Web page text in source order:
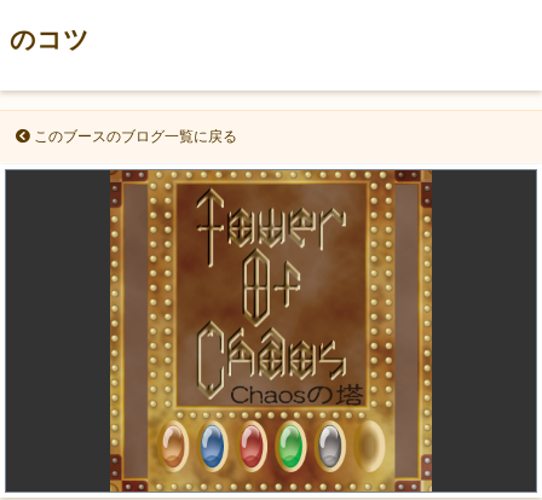
のコツ
このブースのブログ一覧に戻る